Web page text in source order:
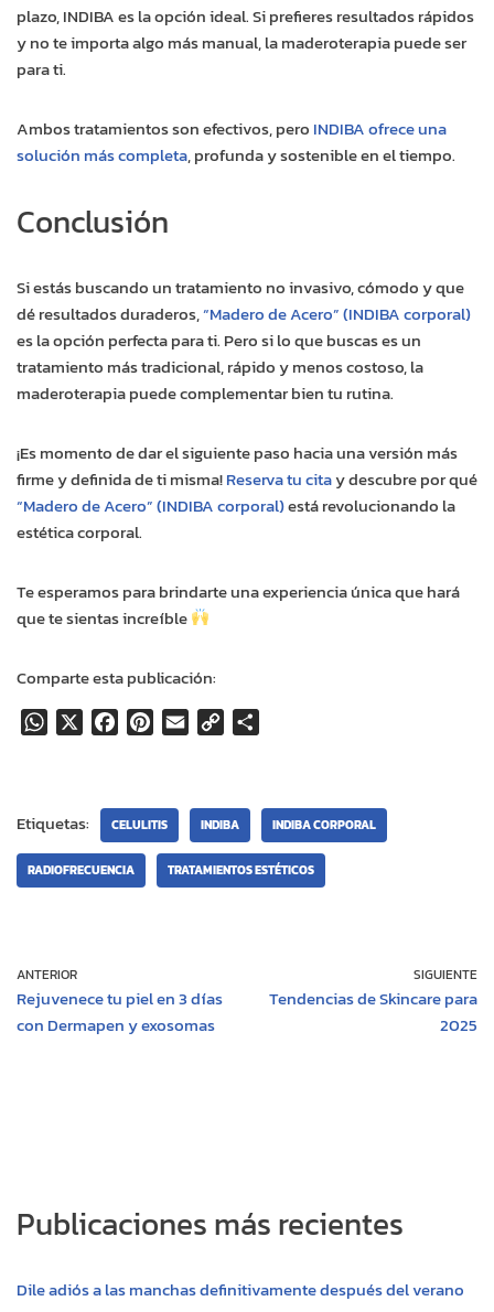
plazo, INDIBA es la opción ideal. Si prefieres resultados rápidos
y no te importa algo más manual, la maderoterapia puede ser
para ti.
Ambos tratamientos son efectivos, pero INDIBA ofrece una
solución más completa, profunda y sostenible en el tiempo.
Conclusión
Si estás buscando un tratamiento no invasivo, cómodo y que
dé resultados duraderos,“Madero de Acero” (INDIBA corporal)
es la opción perfecta para ti. Pero si lo que buscas es un
tratamiento más tradicional, rápido y menos costoso, la
maderoterapia puede complementar bien tu rutina.
¡Es momento de dar el siguiente paso hacia una versión más
firme y definida de ti misma!Reserva tu citay descubre por qué
“Madero de Acero” (INDIBA corporal)está revolucionando la
estética corporal.
Te esperamos para brindarte una experiencia única que hará
que te sientas increíble
Comparte esta publicación:
W
s
A
p
e
b
o
o
t
e
r
e
i
y
L
i
n
p
r
t
Etiquetas: CELULITIS INDIBA INDIBA CORPORAL
RADIOFRECUENCIA TRATAMIENTOS ESTÉTICOS
ANTERIOR
Rejuvenece tu piel en 3 días
con Dermapen y exosomas
SIGUIENTE
Tendencias de Skincare para
2025
Publicaciones más recientes
Dile adiós a las manchas definitivamente después del verano